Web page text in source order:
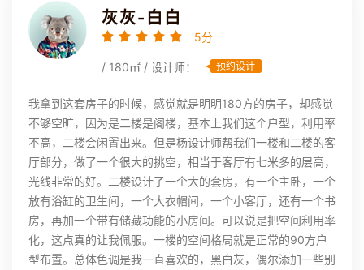
灰灰-白白
5分
/ 180㎡ / 设计师： 预约设计
我拿到这套房子的时候，感觉就是明明180方的房子，却感觉
不够空旷，因为是二楼是阁楼，基本上我们这个户型，利用率
不高，二楼会闲置出来。但是杨设计师帮我们一楼和二楼的客
厅部分，做了一个很大的挑空，相当于客厅有七米多的层高，
光线非常的好。二楼设计了一个大的套房，有一个主卧，一个
放有浴缸的卫生间，一个大衣帽间，一个小客厅，还有一个书
房，再加一个带有储藏功能的小房间。可以说是把空间利用率
化，这点真的让我佩服。一楼的空间格局就是正常的90方户
型布置。总体色调是我一直喜欢的，黑白灰，偶尔添加一些别